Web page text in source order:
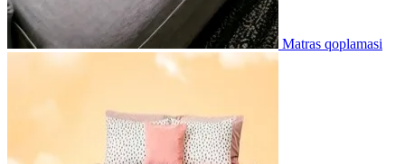
Matras qoplamasi